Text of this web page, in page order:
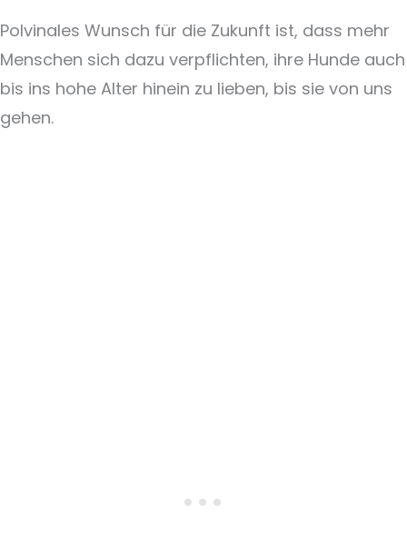
Polvinales Wunsch für die Zukunft ist, dass mehr
Menschen sich dazu verpflichten, ihre Hunde auch
bis ins hohe Alter hinein zu lieben, bis sie von uns
gehen.